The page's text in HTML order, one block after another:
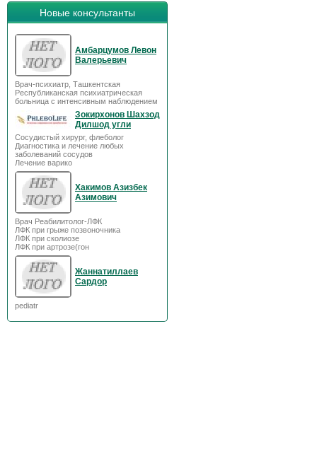
Новые консультанты
Амбарцумов Левон
Валерьевич
Врач-психиатр, Ташкентская
Республиканская психиатрическая
больница с интенсивным наблюдением
Зокирхонов Шахзод
Дилшод угли
Сосудистый хирург, флеболог
Диагностика и лечение любых
заболеваний сосудов
Лечение варико
Хакимов Азизбек
Азимович
Врач Реабилитолог-ЛФК
ЛФК при грыже позвоночника
ЛФК при сколиозе
ЛФК при артрозе(гон
Жаннатиллаев
Сардор
pediatr